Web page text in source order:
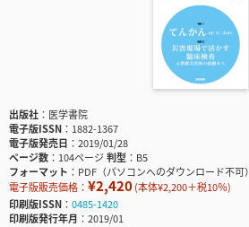
出版社
医学書院
電子版ISSN
1882-1367
電子版発売日
2019/01/28
ページ数
104ページ判型
B5
フォーマット
PDF（パソコンへのダウンロード不可）
電子版販売価格： ¥2,420(本体¥2,200＋税10％)
印刷版ISSN
0485-1420
印刷版発行年月
2019/01